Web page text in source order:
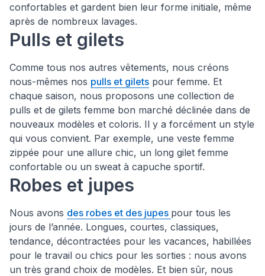
confortables et gardent bien leur forme initiale, même
après de nombreux lavages.
Pulls et gilets
Comme tous nos autres vêtements, nous créons
nous-mêmes nos pulls et gilets pour femme. Et
chaque saison, nous proposons une collection de
pulls et de gilets femme bon marché déclinée dans de
nouveaux modèles et coloris. Il y a forcément un style
qui vous convient. Par exemple, une veste femme
zippée pour une allure chic, un long gilet femme
confortable ou un sweat à capuche sportif.
Robes et jupes
Nous avons des robes et des jupes pour tous les
jours de l’année. Longues, courtes, classiques,
tendance, décontractées pour les vacances, habillées
pour le travail ou chics pour les sorties : nous avons
un très grand choix de modèles. Et bien sûr, nous